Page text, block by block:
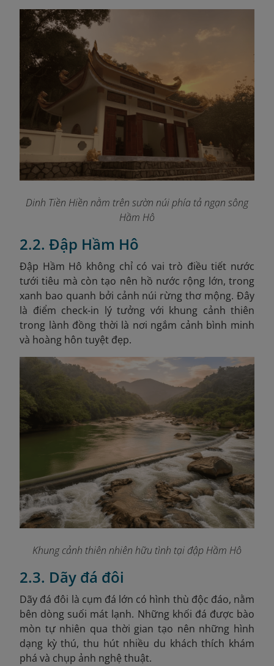
Dinh Tiền Hiền nằm trên sườn núi phía tả ngạn sông
Hầm Hô
2.2. Đập Hầm Hô
Đập Hầm Hô không chỉ có vai trò điều tiết nước
tưới tiêu mà còn tạo nên hồ nước rộng lớn, trong
xanh bao quanh bởi cảnh núi rừng thơ mộng. Đây
là điểm check-in lý tưởng với khung cảnh thiên
trong lành đồng thời là nơi ngắm cảnh bình minh
và hoàng hôn tuyệt đẹp.
Khung cảnh thiên nhiên hữu tình tại đập Hầm Hô
2.3. Dãy đá đôi
Dãy đá đôi là cụm đá lớn có hình thù độc đáo, nằm
bên dòng suối mát lạnh. Những khối đá được bào
mòn tự nhiên qua thời gian tạo nên những hình
dạng kỳ thú, thu hút nhiều du khách thích khám
phá và chụp ảnh nghệ thuật.